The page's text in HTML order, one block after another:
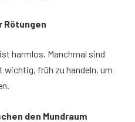
Rötungen
harmlos. Manchmal sind
früh zu handeln, um
den Mundraum